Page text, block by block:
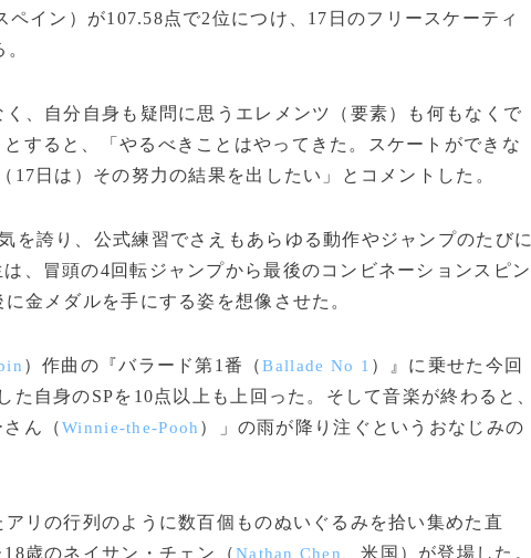
ペイン）が107.58点で2位につけ、17日のフリースケーティ
、自分自身も疑問に思うエレメンツ（要素）も何もなくで
すると、「やるべきことはやってきた。スケートができな
日は）その努力の結果を出したい」とコメントした。
を誇り、公式練習でさえもあらゆる動作やジャンプのたび
、冒頭の4回転ジャンプから最後のコンビネーションスピン
金メダルを手にする姿を想像させた。
）作曲の『バラード第1番（Ballade No 1 ）』に乗せた今回
た自身のSPを10点以上も上回った。そして音楽が終わると
さん（Winnie-the-Pooh ）」の雨が降り注ぐというおなじみの
リの行列のように数百個ものぬいぐるみを拾い集めた直
歳のネイサン・チェン（Nathan Chen 、米国）が登場した